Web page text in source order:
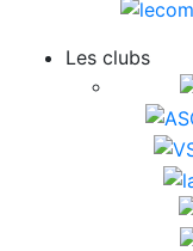
Les clubs